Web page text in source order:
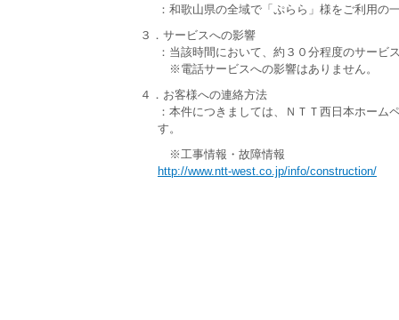
：和歌山県の全域で「ぷらら」様をご利用の
３．サービスへの影響
：当該時間において、約３０分程度のサービ
※電話サービスへの影響はありません。
４．お客様への連絡方法
：本件につきましては、ＮＴＴ西日本ホー
す。
※工事情報・故障情報
http://www.ntt-west.co.jp/info/construction/